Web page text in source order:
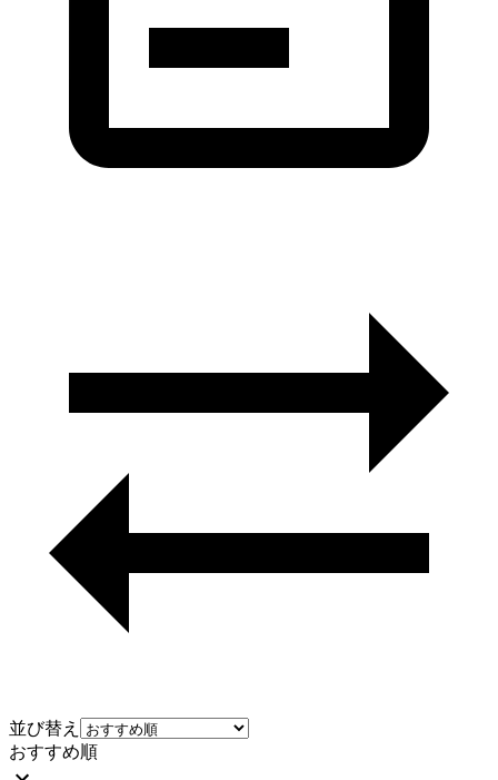
並び替え
おすすめ順